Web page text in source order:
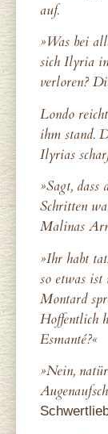
auf.
»Was bei
sich Ilyria
verloren?
Londo
ihm stand.
Ilyrias
»Sagt,
Schritten
Malinas
»Ihr habt
so etwas
Montard
Hoffentlich
Esmanté?«
»Nein,